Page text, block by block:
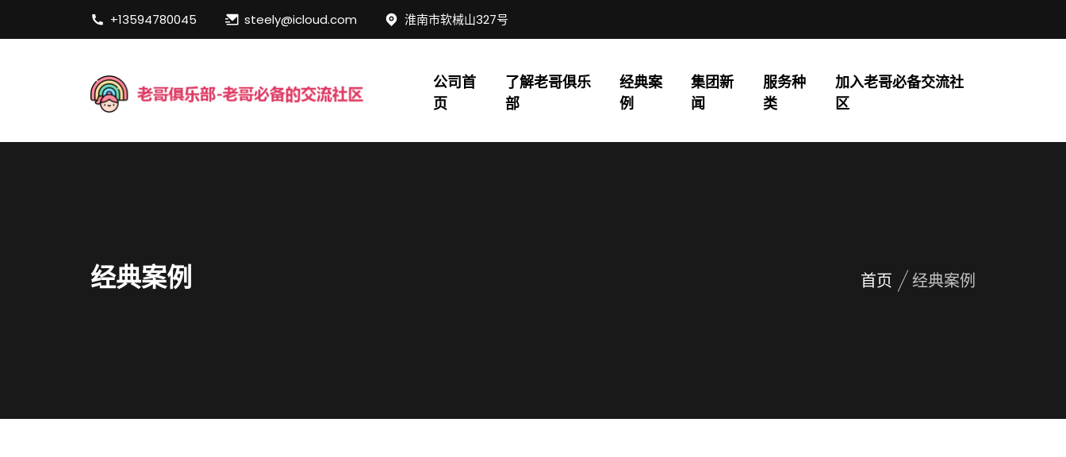
+13594780045 steely@icloud.com 淮南市软械山327号
公司首
页
了解老哥俱乐
部
经典案
例
集团新
闻
服务种
类
加入老哥必备交流社
区
经典案例 首页 经典案例